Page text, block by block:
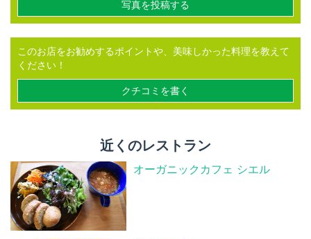
写真を投稿する
このお店をお勧めするポイントや、美味しかった料理を教えて
ください！
クチコミを書く
近くのレストラン
オーガニックカフェ シエル